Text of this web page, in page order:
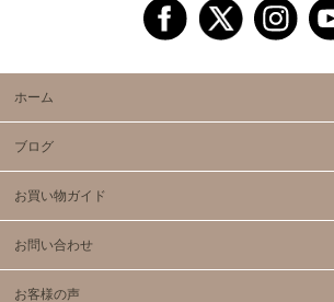
ホーム
ブログ
お買い物ガイド
お問い合わせ
お客様の声